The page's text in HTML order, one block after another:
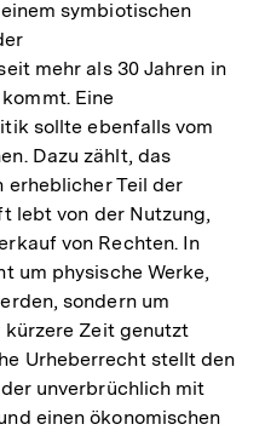
symbiotischen
mehr als 30 Jahren in
Eine
sollte ebenfalls vom
Dazu zählt, das
erheblicher Teil der
lebt von der Nutzung,
von Rechten. In
um physische Werke,
sondern um
Zeit genutzt
Urheberrecht stellt den
unverbrüchlich mit
einen ökonomischen